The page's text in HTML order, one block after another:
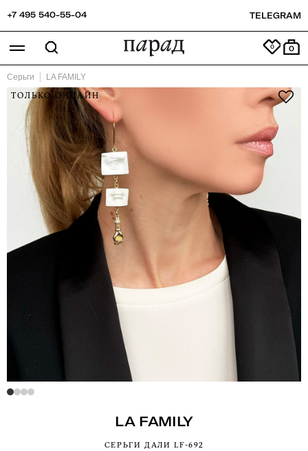
+7 495 540-55-04 TELEGRAM
0
Серьги LA FAMILY
ТОЛЬКО ОНЛАЙН
LA FAMILY
СЕРЬГИ ДАЛИ LF-692